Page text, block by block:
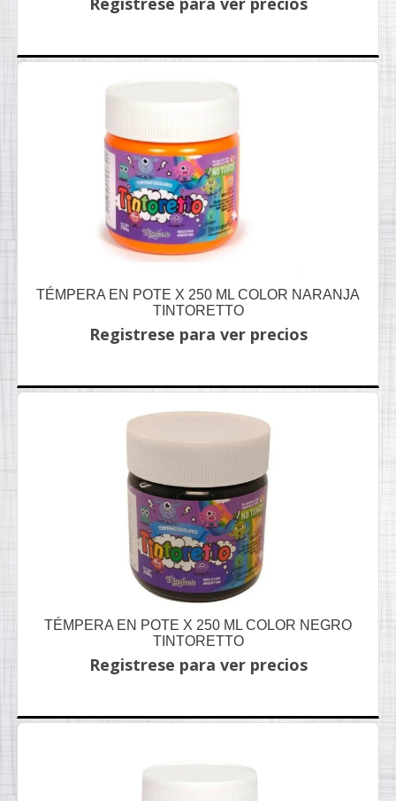
TÉMPERA EN POTE X 250 ML COLOR NARANJA
TINTORETTO
Registrese para ver precios
TÉMPERA EN POTE X 250 ML COLOR NEGRO
TINTORETTO
Registrese para ver precios